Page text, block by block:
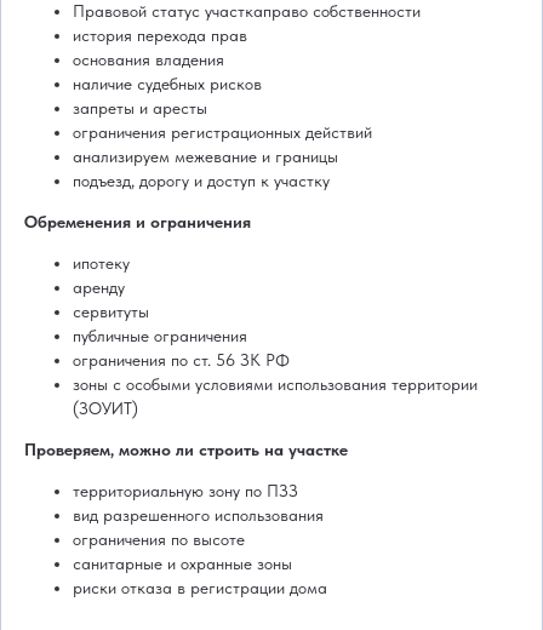
Правовой статус участкаправо собственности
история перехода прав
основания владения
наличие судебных рисков
запреты и аресты
ограничения регистрационных действий
анализируем межевание и границы
подъезд, дорогу и доступ к участку
Обременения и ограничения
ипотеку
аренду
сервитуты
публичные ограничения
ограничения по ст. 56 ЗК РФ
зоны с особыми условиями использования территории
(ЗОУИТ)
Проверяем, можно ли строить на участке
территориальную зону по ПЗЗ
вид разрешенного использования
ограничения по высоте
санитарные и охранные зоны
риски отказа в регистрации дома